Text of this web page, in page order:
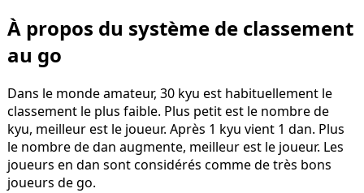
À propos du système de classement
au go
Dans le monde amateur, 30 kyu est habituellement le
classement le plus faible. Plus petit est le nombre de
kyu, meilleur est le joueur. Après 1 kyu vient 1 dan. Plus
le nombre de dan augmente, meilleur est le joueur. Les
joueurs en dan sont considérés comme de très bons
joueurs de go.